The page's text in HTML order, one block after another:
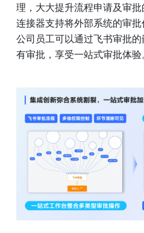
理，大大提升流程申请及审
连接器支持将外部系统的审批
公司员工可以通过飞书审批
有审批，享受一站式审批体验